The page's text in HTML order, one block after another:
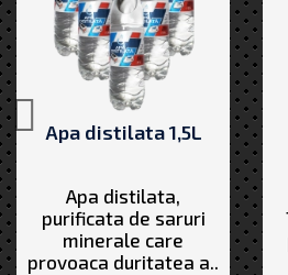
Apa distilata 1,5L
Apa distilata,
purificata de saruri
minerale care
provoaca duritatea a..